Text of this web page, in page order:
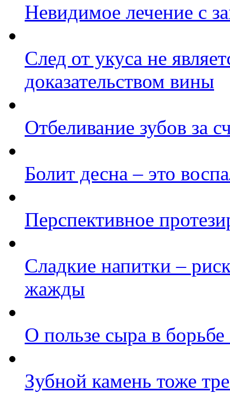
Невидимое лечение с
След от укуса не
доказательством вины
Отбеливание зубов за
Болит десна – это
Перспективное
Сладкие напитки –
жажды
О пользе сыра в
Зубной камень тоже